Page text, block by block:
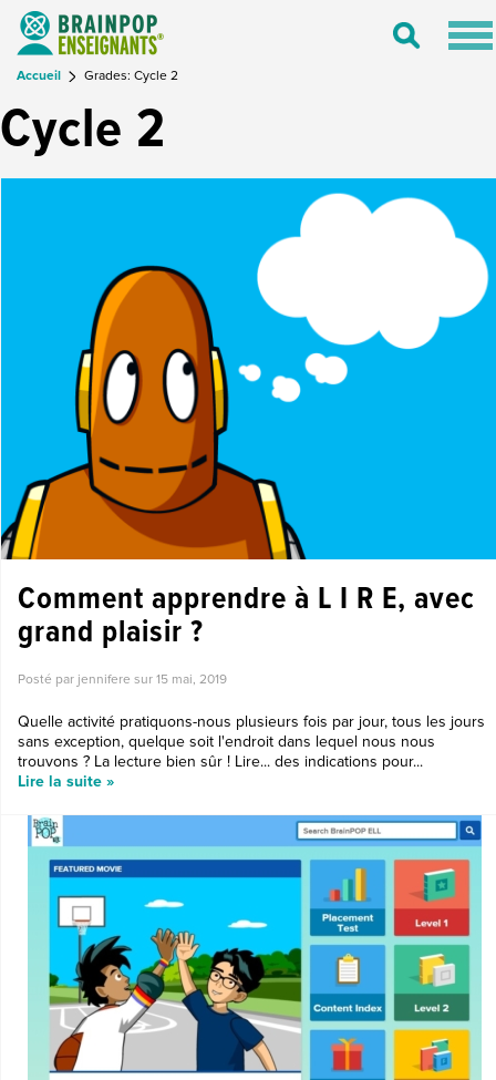
Toggle
Accueil Grades: Cycle 2
Cycle 2
Comment apprendre à L I R E, avec
grand plaisir ?
Posté par jennifere sur 15 mai, 2019
Quelle activité pratiquons-nous plusieurs fois par jour, tous les jours
sans exception, quelque soit l'endroit dans lequel nous nous
trouvons ? La lecture bien sûr ! Lire... des indications pour...
Lire la suite »